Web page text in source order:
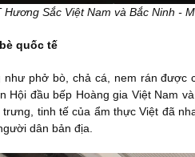
Sắc Việt Nam và Bắc Ninh -
quốc tế
phở bò, chả cá, nem rán được
đầu bếp Hoàng gia Việt Nam
tinh tế của ẩm thực Việt đã
dân bản địa.